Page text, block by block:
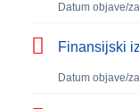
Datum objave/
Finansijski
Datum objave/